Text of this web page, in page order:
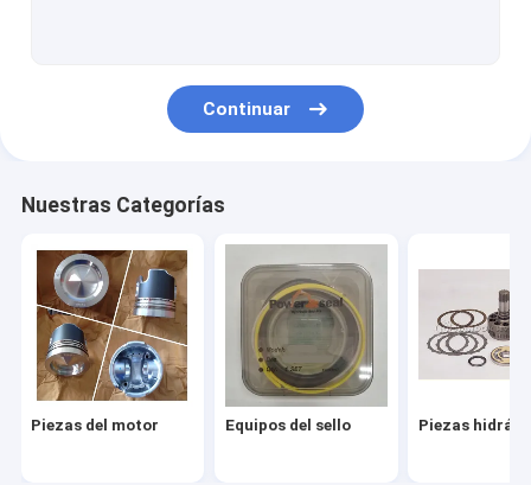
turbocompresor
Continuar
Nuestras Categorías
Piezas del motor Equipos del sello Piezas